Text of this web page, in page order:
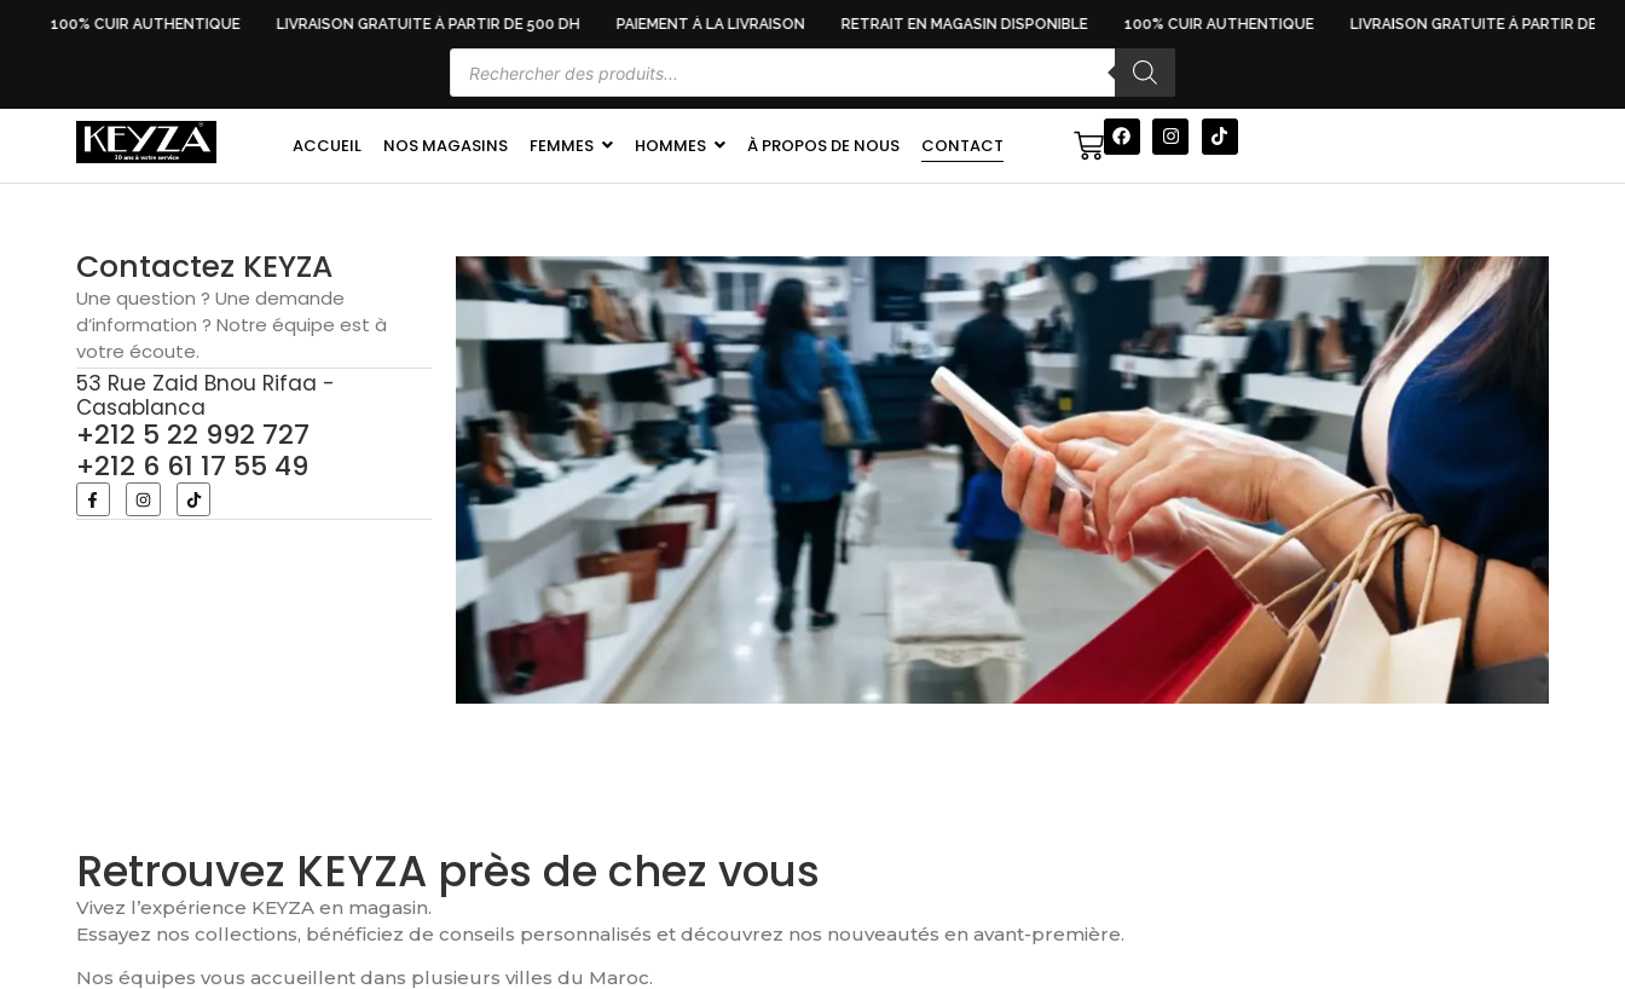
100% CUIR AUTHENTIQUE LIVRAISON GRATUITE À PARTIR DE 500 DH PAIEMENT À LA LIVRAISON RETRAIT EN MAGASIN DISPONIBLE 100% CUIR AUTHENTIQUE LIVRAISON GRATUITE À PARTIR DE 500
ACCUEIL NOS MAGASINS FEMMES HOMMES À PROPOS DE NOUS CONTACT
Contactez KEYZA
Une question ? Une demande
d’information ? Notre équipe est à
votre écoute.
53 Rue Zaid Bnou Rifaa -
Casablanca
+212 5 22 992 727
+212 6 61 17 55 49
Retrouvez KEYZA près de chez vous
Vivez l’expérience KEYZA en magasin.
Essayez nos collections, bénéficiez de conseils personnalisés et découvrez nos nouveautés en avant-première.
Nos équipes vous accueillent dans plusieurs villes du Maroc.